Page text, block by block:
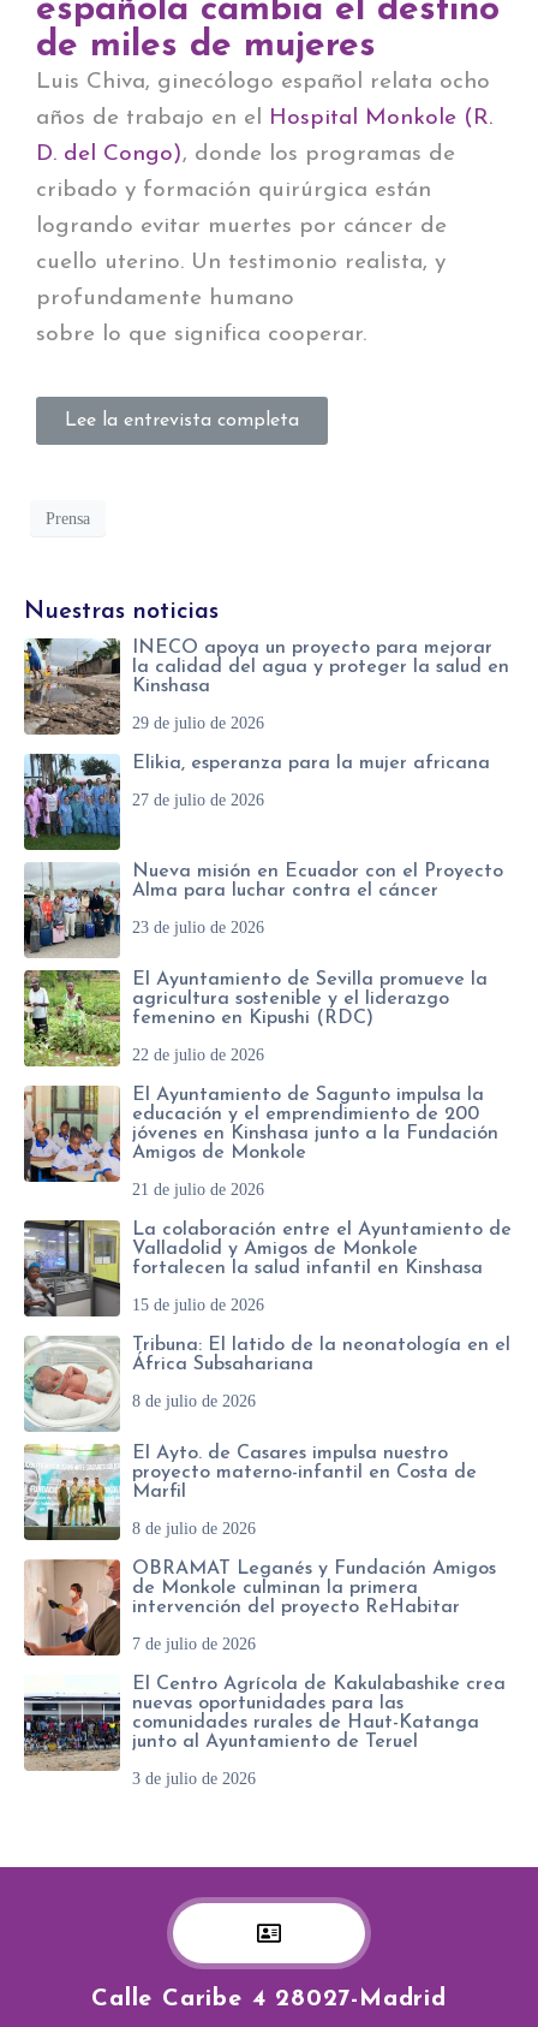
española cambia el destino
de miles de mujeres
Luis Chiva, ginecólogo español relata ocho
años de trabajo en el Hospital Monkole (R.
D. del Congo), donde los programas de
cribado y formación quirúrgica están
logrando evitar muertes por cáncer de
cuello uterino. Un testimonio realista, y
profundamente humano
sobre lo que significa cooperar.
Lee la entrevista completa
Prensa
Nuestras noticias
INECO apoya un proyecto para mejorar
la calidad del agua y proteger la salud en
Kinshasa
29 de julio de 2026
Elikia, esperanza para la mujer africana
27 de julio de 2026
Nueva misión en Ecuador con el Proyecto
Alma para luchar contra el cáncer
23 de julio de 2026
El Ayuntamiento de Sevilla promueve la
agricultura sostenible y el liderazgo
femenino en Kipushi (RDC)
22 de julio de 2026
El Ayuntamiento de Sagunto impulsa la
educación y el emprendimiento de 200
jóvenes en Kinshasa junto a la Fundación
Amigos de Monkole
21 de julio de 2026
La colaboración entre el Ayuntamiento de
Valladolid y Amigos de Monkole
fortalecen la salud infantil en Kinshasa
15 de julio de 2026
Tribuna: El latido de la neonatología en el
África Subsahariana
8 de julio de 2026
El Ayto. de Casares impulsa nuestro
proyecto materno-infantil en Costa de
Marfil
8 de julio de 2026
OBRAMAT Leganés y Fundación Amigos
de Monkole culminan la primera
intervención del proyecto ReHabitar
7 de julio de 2026
El Centro Agrícola de Kakulabashike crea
nuevas oportunidades para las
comunidades rurales de Haut-Katanga
junto al Ayuntamiento de Teruel
3 de julio de 2026
Calle Caribe 4 28027-Madrid